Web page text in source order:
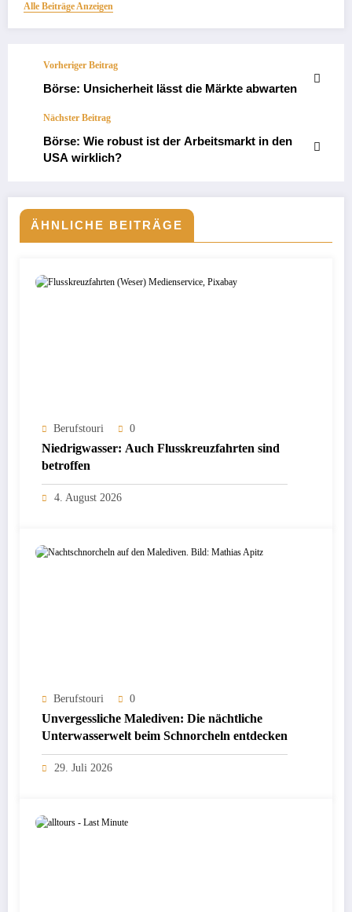
Alle Beiträge Anzeigen
Vorheriger Beitrag
Börse: Unsicherheit lässt die Märkte abwarten
Nächster Beitrag
Börse: Wie robust ist der Arbeitsmarkt in den
USA wirklich?
ÄHNLICHE BEITRÄGE
Berufstouri 0
Niedrigwasser: Auch Flusskreuzfahrten sind
betroffen
4. August 2026
Berufstouri 0
Unvergessliche Malediven: Die nächtliche
Unterwasserwelt beim Schnorcheln entdecken
29. Juli 2026